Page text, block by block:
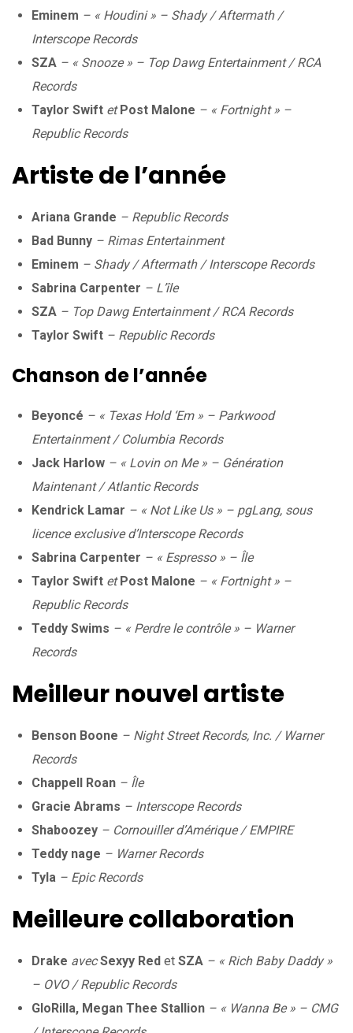
Eminem – « Houdini » – Shady / Aftermath /
Interscope Records
SZA – « Snooze » – Top Dawg Entertainment / RCA
Records
Taylor Swift etPost Malone – « Fortnight » –
Republic Records
Artiste de l’année
Ariana Grande – Republic Records
Bad Bunny – Rimas Entertainment
Eminem – Shady / Aftermath / Interscope Records
Sabrina Carpenter – L’île
SZA – Top Dawg Entertainment / RCA Records
Taylor Swift – Republic Records
Chanson de l’année
Beyoncé – « Texas Hold ‘Em » – Parkwood
Entertainment / Columbia Records
Jack Harlow – « Lovin on Me » – Génération
Maintenant / Atlantic Records
Kendrick Lamar – « Not Like Us » – pgLang, sous
licence exclusive d’Interscope Records
Sabrina Carpenter – « Espresso » – Île
Taylor Swift etPost Malone – « Fortnight » –
Republic Records
Teddy Swims – « Perdre le contrôle » – Warner
Records
Meilleur nouvel artiste
Benson Boone – Night Street Records, Inc. / Warner
Records
Chappell Roan – Île
Gracie Abrams – Interscope Records
Shaboozey – Cornouiller d’Amérique / EMPIRE
Teddy nage – Warner Records
Tyla – Epic Records
Meilleure collaboration
Drake avecSexyy Red et SZA – « Rich Baby Daddy »
– OVO / Republic Records
GloRilla, Megan Thee Stallion – « Wanna Be » – CMG